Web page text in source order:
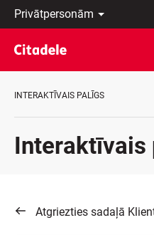
Privātpersonām
Uzņēmumiem
Private
Banking
Par
C
lv
Latviski
По-
русски
In
INTERAKTĪVAIS PALĪGS
Interaktīvais
Atgriezties sadaļā